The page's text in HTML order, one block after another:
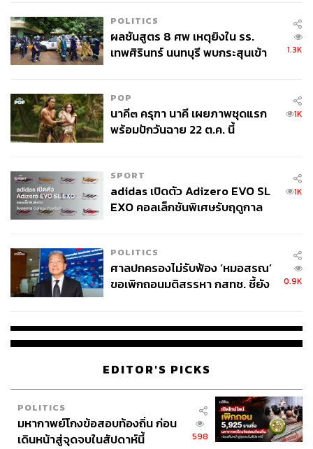
พื้นที่จะทำหน้าที่เป็นผู้ปกป้องงบประมาณและตรวจสอบการ
ทำงานของ ส.ก. ด้วยตนเอง
“AI เทคโนโลยีก็ส่วนหนึ่ง แต่ยังมีระบบโครงสร้างการทำงาน
กับ ส.ก. ก็ต้องดี ชิดเกินไปหรือห่างเกินไปก็ไม่ดี ที่แย่ที่สุดคือ
ดูเหมือนห่างแต่หลังม่านใกล้ชิด อันนี้เลวร้ายที่สุด” วิโรจน์
กล่าว
ทีมบริหารที่พรรคประชาชนได้ทาบทามเข้ามาทำงานร่วมกัน
โดยระบุว่า แต่ละบุคคลมีหน้าที่รับผิดชอบที่แตกต่างกันตาม
ความถนัด ทั้งการทำงานเบื้องหน้าในการรณรงค์หาเสียง
พรรคจะเริ่มนำทีมบริหารลงพื้นที่เพื่อรับฟังความคิดเห็นจาก
ประชาชนเพื่อจัดทำนโยบายเฉพาะกลุ่ม
ชัยวัฒน์ได้ปิดท้ายด้วยการกล่าวให้เครดิตแก่
สมัคร ส.ส. บัญชีรายชื่อของพรรคด้วย
POLITICS
ผลชันสูตร 8 ศพ เหตุยิงใน รร.
เทพศิรินทร์ นนทบุรี พบกระสุนเข้า
1.3K
POP
นาคี๓ ครุฑา นาคี เผยภาพชุดแรก
พร้อมปักวันฉาย 22 ต.ค. นี้
1K
SPORT
adidas เปิดตัว Adizero EVO SL
EXO คอลเล็กชันพิเศษรับฤดูกาล
1K
POLITICS
ศาลปกครองไม่รับฟ้อง ‘หมอสรณ’
ขอเพิกถอนมติสรรหา กสทช. ชี้ยัง
0.9K
EDITOR'S PICKS
POLITICS
มหากาพย์โกงข้อสอบท้องถิ่น ก่อน
เดินหน้าสู่จุดจบในสัปดาห์นี้
598